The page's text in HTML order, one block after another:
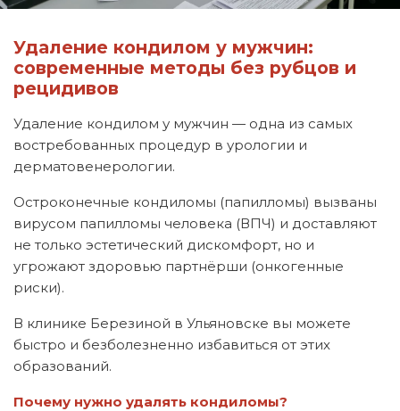
Удаление кондилом у мужчин:
современные методы без рубцов и
рецидивов
Удаление кондилом у мужчин — одна из самых
востребованных процедур в урологии и
дерматовенерологии.
Остроконечные кондиломы (папилломы) вызваны
вирусом папилломы человека (ВПЧ) и доставляют
не только эстетический дискомфорт, но и
угрожают здоровью партнёрши (онкогенные
риски).
В клинике Березиной в Ульяновске вы можете
быстро и безболезненно избавиться от этих
образований.
Почему нужно удалять кондиломы?